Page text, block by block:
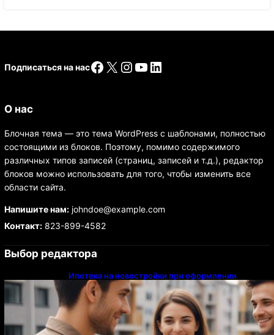
Подписаться на насFacebook
X Instagram
YouTube
LinkedIn
О нас
Блочная тема — это тема WordPress с шаблонами, полностью
состоящими из блоков. Поэтому, помимо содержимого
различных типов записей (страниц, записей и т.д.), редактор
блоков можно использовать для того, чтобы изменить все
области сайта.
Напишите нам:johndoe@example.com
Контакт:823-899-4582
Выбор редактора
Ипотека на новостройки при оформлении
напрямую у застройщика